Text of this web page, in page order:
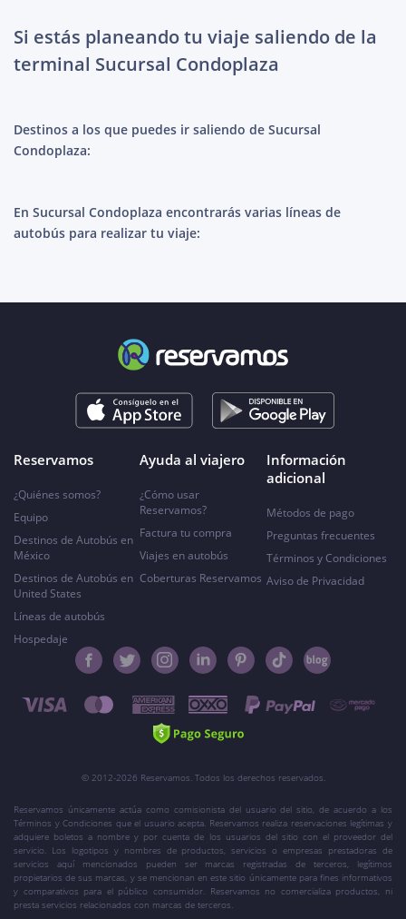
Si estás planeando tu viaje saliendo de la
terminal Sucursal Condoplaza
Destinos a los que puedes ir saliendo de Sucursal
Condoplaza:
En Sucursal Condoplaza encontrarás varias líneas de
autobús para realizar tu viaje:
Reservamos
¿Quiénes somos?
Equipo
Destinos de Autobús en
México
Destinos de Autobús en
United States
Líneas de autobús
Hospedaje
Ayuda al viajero
¿Cómo usar
Reservamos?
Factura tu compra
Viajes en autobús
Coberturas Reservamos
Información
adicional
Métodos de pago
Preguntas frecuentes
Términos y Condiciones
Aviso de Privacidad
© 2012-2026 Reservamos. Todos los derechos reservados.
Reservamos únicamente actúa como comisionista del usuario del sitio, de acuerdo a los
Términos y Condiciones que el usuario acepta. Reservamos realiza reservaciones legítimas y
adquiere boletos a nombre y por cuenta de los usuarios del sitio con el proveedor del
servicio. Los logotipos y nombres de productos, servicios o empresas prestadoras de
servicios aquí mencionados pueden ser marcas registradas de terceros, legítimos
propietarios de sus marcas, y se mencionan en este sitio únicamente para fines informativos
y comparativos para el público consumidor. Reservamos no comercializa productos, ni
presta servicios relacionados con marcas de terceros.